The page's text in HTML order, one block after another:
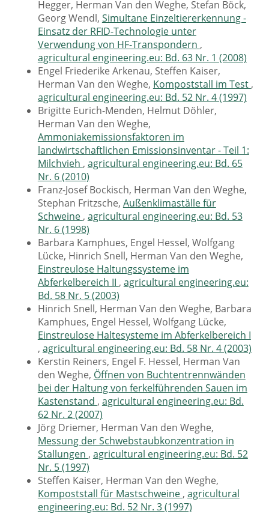
Hegger, Herman Van den Weghe, Stefan Böck,
Georg Wendl, Simultane Einzeltiererkennung -
Einsatz der RFID-Technologie unter
Verwendung von HF-Transpondern ,
agricultural engineering.eu: Bd. 63 Nr. 1 (2008)
Engel Friederike Arkenau, Steffen Kaiser,
Herman Van den Weghe, Kompoststall im Test ,
agricultural engineering.eu: Bd. 52 Nr. 4 (1997)
Brigitte Eurich-Menden, Helmut Döhler,
Herman Van den Weghe,
Ammoniakemissionsfaktoren im
landwirtschaftlichen Emissionsinventar - Teil 1:
Milchvieh , agricultural engineering.eu: Bd. 65
Nr. 6 (2010)
Franz-Josef Bockisch, Herman Van den Weghe,
Stephan Fritzsche, Außenklimaställe für
Schweine , agricultural engineering.eu: Bd. 53
Nr. 6 (1998)
Barbara Kamphues, Engel Hessel, Wolfgang
Lücke, Hinrich Snell, Herman Van den Weghe,
Einstreulose Haltungssysteme im
Abferkelbereich II , agricultural engineering.eu:
Bd. 58 Nr. 5 (2003)
Hinrich Snell, Herman Van den Weghe, Barbara
Kamphues, Engel Hessel, Wolfgang Lücke,
Einstreulose Haltesysteme im Abferkelbereich I
, agricultural engineering.eu: Bd. 58 Nr. 4 (2003)
Kerstin Reiners, Engel F. Hessel, Herman Van
den Weghe, Öffnen von Buchtentrennwänden
bei der Haltung von ferkelführenden Sauen im
Kastenstand , agricultural engineering.eu: Bd.
62 Nr. 2 (2007)
Jörg Driemer, Herman Van den Weghe,
Messung der Schwebstaubkonzentration in
Stallungen , agricultural engineering.eu: Bd. 52
Nr. 5 (1997)
Steffen Kaiser, Herman Van den Weghe,
Kompoststall für Mastschweine , agricultural
engineering.eu: Bd. 52 Nr. 3 (1997)